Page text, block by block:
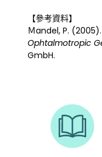
【參考資料】
Ｍandel, P.
Ophtalmotropic
GmbH.